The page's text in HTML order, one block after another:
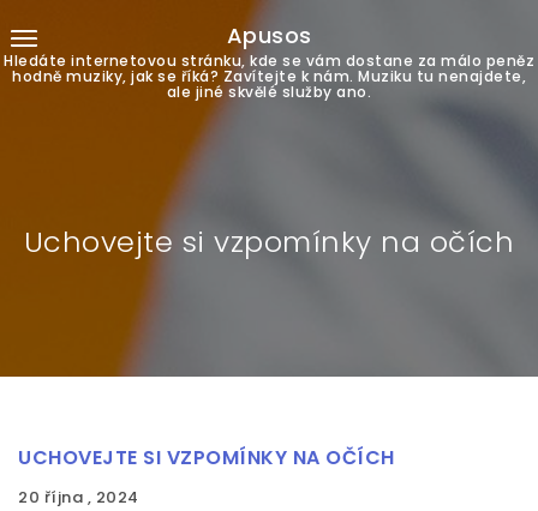
Apusos
Hledáte internetovou stránku, kde se vám dostane za málo peněz
hodně muziky, jak se říká? Zavítejte k nám. Muziku tu nenajdete,
ale jiné skvělé služby ano.
Uchovejte si vzpomínky na očích
UCHOVEJTE SI VZPOMÍNKY NA OČÍCH
20 října , 2024